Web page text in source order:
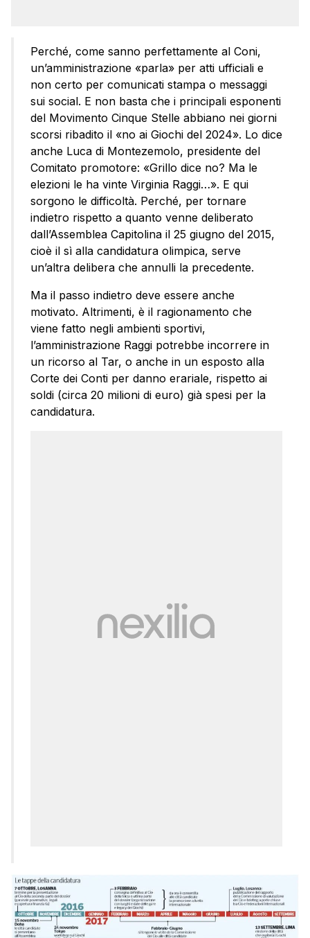
Perché, come sanno perfettamente al Coni,
un’amministrazione «parla» per atti ufficiali e
non certo per comunicati stampa o messaggi
sui social. E non basta che i principali esponenti
del Movimento Cinque Stelle abbiano nei giorni
scorsi ribadito il «no ai Giochi del 2024». Lo dice
anche Luca di Montezemolo, presidente del
Comitato promotore: «Grillo dice no? Ma le
elezioni le ha vinte Virginia Raggi…». E qui
sorgono le difficoltà. Perché, per tornare
indietro rispetto a quanto venne deliberato
dall’Assemblea Capitolina il 25 giugno del 2015,
cioè il sì alla candidatura olimpica, serve
un’altra delibera che annulli la precedente.
Ma il passo indietro deve essere anche
motivato. Altrimenti, è il ragionamento che
viene fatto negli ambienti sportivi,
l’amministrazione Raggi potrebbe incorrere in
un ricorso al Tar, o anche in un esposto alla
Corte dei Conti per danno erariale, rispetto ai
soldi (circa 20 milioni di euro) già spesi per la
candidatura.